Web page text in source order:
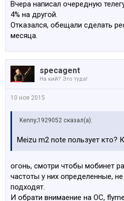
not, please let me know your
Вчера написал очередную
4% на другой.
Отказался, обещали сделать
месяца.
specagent
На кий? Это туда!
10 ноя 2015
Kenny;1929052 сказал(а):
Meizu m2 note пользует кто?
огонь, смотри чтобы мобинет
частоты у них определенные,
подходят.
И обрати внимаение на ОС,